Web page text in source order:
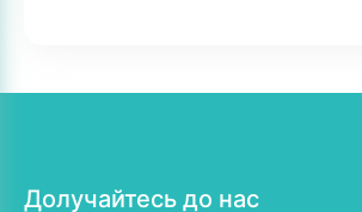
Долучайтесь до нас